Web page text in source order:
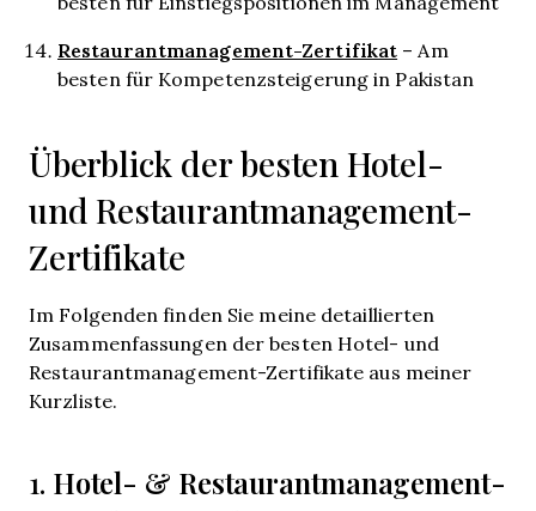
Restaurantmanagement-Zertifikat – Am
besten für Kompetenzsteigerung in Pakistan
Überblick der besten Hotel-
und Restaurantmanagement-
Zertifikate
Im Folgenden finden Sie meine detaillierten
Zusammenfassungen der besten Hotel- und
Restaurantmanagement-Zertifikate aus meiner
Kurzliste.
1. Hotel- & Restaurantmanagement-